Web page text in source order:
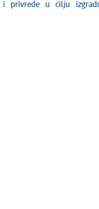
i privrede u cilju